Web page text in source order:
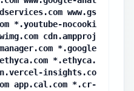
www.gs
*.youtube-nocooki
cdn.ampproj
*.google
*.ethyca.
insights.co
app.cal.com *.cr-